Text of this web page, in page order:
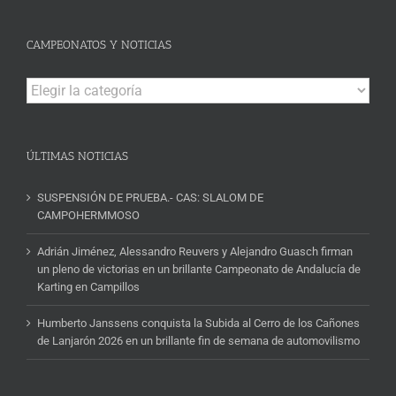
CAMPEONATOS Y NOTICIAS
Campeonatos
y
ÚLTIMAS NOTICIAS
SUSPENSIÓN DE PRUEBA.- CAS: SLALOM DE
CAMPOHERMMOSO
Adrián Jiménez, Alessandro Reuvers y Alejandro Guasch firman
un pleno de victorias en un brillante Campeonato de Andalucía de
Karting en Campillos
Humberto Janssens conquista la Subida al Cerro de los Cañones
de Lanjarón 2026 en un brillante fin de semana de automovilismo